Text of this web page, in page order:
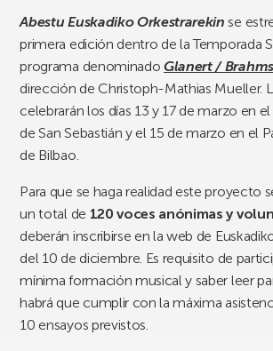
Abestu Euskadiko Orkestrarekin se
primera edición dentro de la Temporada
programa denominadoGlanert / Brahms
dirección de Christoph-Mathias Mueller.
celebrarán los días 13 y 17 de marzo en
de San Sebastián y el 15 de marzo en el
de Bilbao.
Para que se haga realidad este proyecto
un total de 120 voces anónimas y
deberán inscribirse en la web de
del 10 de diciembre. Es requisito de
mínima formación musical y saber leer
habrá que cumplir con la máxima
10 ensayos previstos.